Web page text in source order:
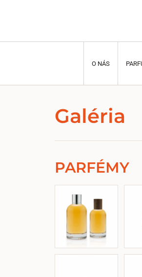
O NÁS
Galéria
PARFÉMY